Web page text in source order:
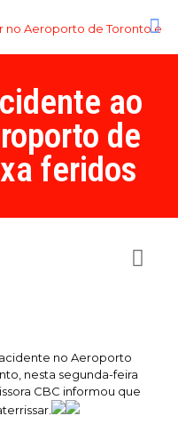
ao
de
feridos
no Aeroporto
nesta segunda-feira
CBC informou que